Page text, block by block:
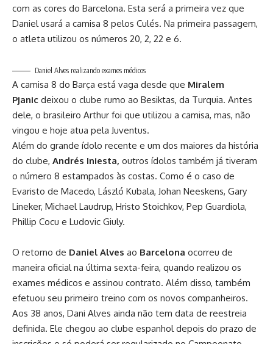
com as cores do Barcelona. Esta será a primeira vez que
Daniel usará a camisa 8 pelos Culés. Na primeira passagem,
o atleta utilizou os números 20, 2, 22 e 6.
Daniel Alves realizando exames médicos
A camisa 8 do Barça está vaga desde que Miralem
Pjanic deixou o clube rumo ao Besiktas, da Turquia. Antes
dele, o brasileiro Arthur foi que utilizou a camisa, mas, não
vingou e hoje atua pela Juventus.
Além do grande ídolo recente e um dos maiores da história
do clube, Andrés Iniesta, outros ídolos também já tiveram
o número 8 estampados às costas. Como é o caso de
Evaristo de Macedo, László Kubala, Johan Neeskens, Gary
Lineker, Michael Laudrup, Hristo Stoichkov, Pep Guardiola,
Phillip Cocu e Ludovic Giuly.
O retorno de Daniel Alves ao Barcelona ocorreu de
maneira oficial na última sexta-feira, quando realizou os
exames médicos e assinou contrato. Além disso, também
efetuou seu primeiro treino com os novos companheiros.
Aos 38 anos, Dani Alves ainda não tem data de reestreia
definida. Ele chegou ao clube espanhol depois do prazo de